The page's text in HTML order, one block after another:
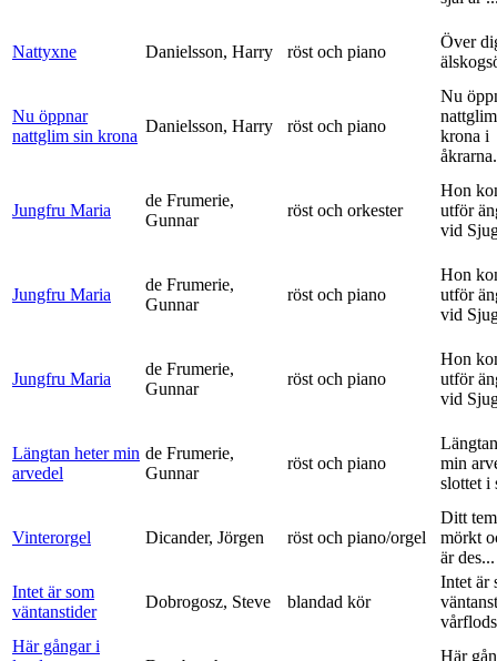
Nattyxne Danielsson, Harry röst och piano
Över
Nu öppnar
nattglim sin krona
Danielsson, Harry röst och piano
Nu
krona i
Jungfru Maria
de Frumerie,
Gunnar
röst och orkester
Hon
utför
vid
Jungfru Maria
de Frumerie,
Gunnar
röst och piano
Hon
utför
vid
Jungfru Maria
de Frumerie,
Gunnar
röst och piano
Hon
utför
vid
Längtan heter min
arvedel
de Frumerie,
Gunnar
röst och piano
min
slottet i
Vinterorgel Dicander, Jörgen röst och piano/orgel
Ditt
mörkt
är des...
Intet är som
väntanstider
Dobrogosz, Steve blandad kör
Intet är
Här gångar i
Här